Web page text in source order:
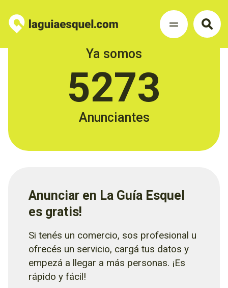
Ya somos
5273
Anunciantes
Anunciar en La Guía Esquel
es gratis!
Si tenés un comercio, sos profesional u
ofrecés un servicio, cargá tus datos y
empezá a llegar a más personas. ¡Es
rápido y fácil!